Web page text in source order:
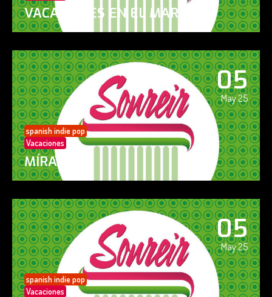
VACACIONES EN EL MAR
05
May 25
spanish indie pop
Vacaciones
MÍRAME
05
May 25
spanish indie pop
Vacaciones